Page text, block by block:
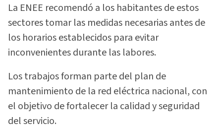
La ENEE recomendó a los habitantes de estos
sectores tomar las medidas necesarias antes de
los horarios establecidos para evitar
inconvenientes durante las labores.
Los trabajos forman parte del plan de
mantenimiento de la red eléctrica nacional, con
el objetivo de fortalecer la calidad y seguridad
del servicio.